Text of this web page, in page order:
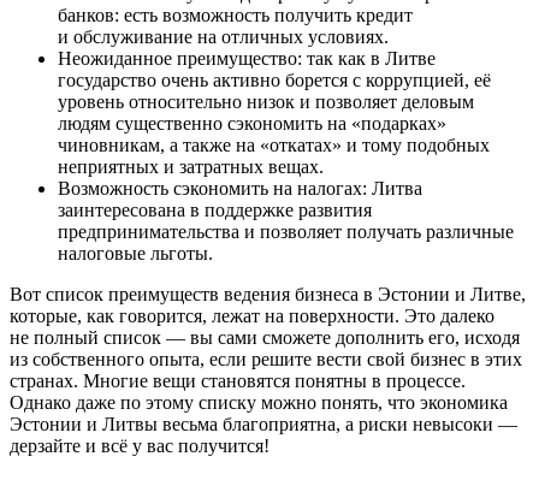
банков: есть возможность получить кредит
и обслуживание на отличных условиях.
Неожиданное преимущество: так как в Литве
государство очень активно борется с коррупцией, её
уровень относительно низок и позволяет деловым
людям существенно сэкономить на «подарках»
чиновникам, а также на «откатах» и тому подобных
неприятных и затратных вещах.
Возможность сэкономить на налогах: Литва
заинтересована в поддержке развития
предпринимательства и позволяет получать различные
налоговые льготы.
Вот список преимуществ ведения бизнеса в Эстонии и Литве,
которые, как говорится, лежат на поверхности. Это далеко
не полный список — вы сами сможете дополнить его, исходя
из собственного опыта, если решите вести свой бизнес в этих
странах. Многие вещи становятся понятны в процессе.
Однако даже по этому списку можно понять, что экономика
Эстонии и Литвы весьма благоприятна, а риски невысоки —
дерзайте и всё у вас получится!